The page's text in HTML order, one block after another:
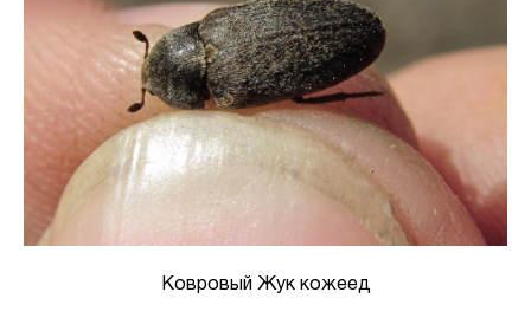
Ковровый Жук кожеед